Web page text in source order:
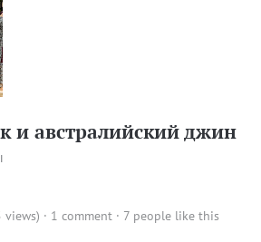
и австралийский джин
views) · 1 comment · 7 people like this